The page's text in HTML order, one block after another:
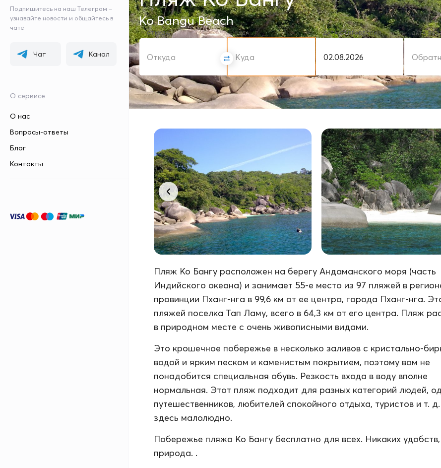
Подпишитесь на наш Телеграм –
узнавайте новости и общайтесь в
чате
Чат Канал
О сервисе
О нас
Вопросы-ответы
Блог
Контакты
Ko Bangu Beach
ОТКУДА КУДА ДАТА ОТПРАВЛЕНИЯ ДАТА
Пляж Ко Бангу расположен на берегу Андаманского моря (часть
Индийского океана) и занимает 55-е место из 97 пляжей в
провинции Пханг-нга в 99,6 км от ее центра, города Пханг-нга.
пляжей поселка Тап Ламу, всего в 64,3 км от его центра. Пляж
в природном месте с очень живописными видами.
Это крошечное побережье в несколько заливов с кристально-
водой и ярким песком и каменистым покрытием, поэтому вам не
понадобится специальная обувь. Резкость входа в воду вполне
нормальная. Этот пляж подходит для разных категорий людей,
путешественников, любителей спокойного отдыха, туристов и т.
здесь малолюдно.
Побережье пляжа Ко Бангу бесплатно для всех. Никаких удобств,
природа. .